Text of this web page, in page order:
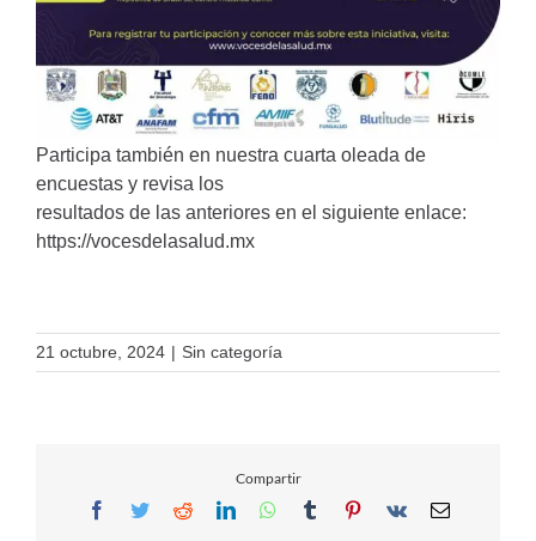
Participa también en nuestra cuarta oleada de
encuestas y revisa los
resultados de las anteriores en el siguiente enlace:
https://vocesdelasalud.mx
21 octubre, 2024 | Sin categoría
Compartir
Facebook
TwitterRedditLinkedInWhatsApp
TumblrPinterest
Vk Email